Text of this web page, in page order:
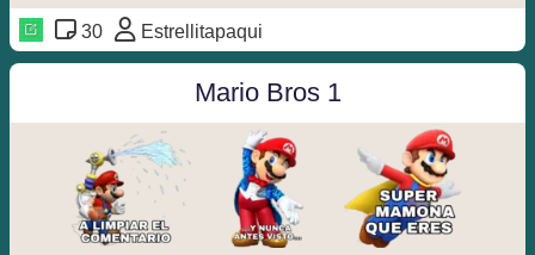
30 Estrellitapaqui
Mario Bros 1